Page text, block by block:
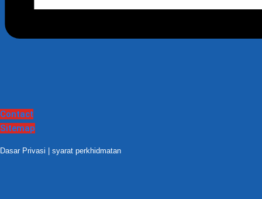
Contact
Sitemap
Dasar Privasi syarat perkhidmatan